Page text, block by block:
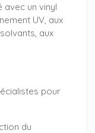
un vinyl
UV, aux
aux
pour
du